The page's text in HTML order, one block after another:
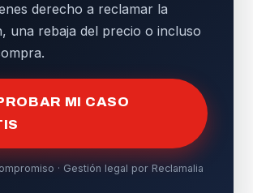
derecho a reclamar la
una rebaja del precio o incluso
MI CASO
· Gestión legal por Reclamalia